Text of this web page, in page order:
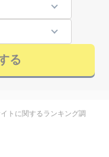
る
トに関するランキング調